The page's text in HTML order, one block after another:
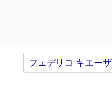
フェデリコ キエーザ